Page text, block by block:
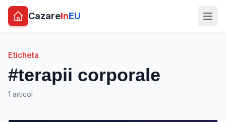
CazareInEU
Eticheta
#terapii corporale
1 articol